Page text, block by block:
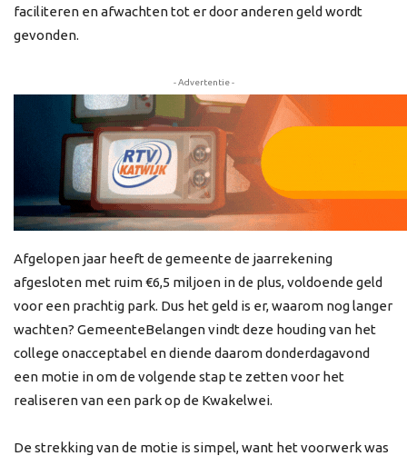
faciliteren en afwachten tot er door anderen geld wordt
gevonden.
- Advertentie -
Afgelopen jaar heeft de gemeente de jaarrekening
afgesloten met ruim €6,5 miljoen in de plus, voldoende geld
voor een prachtig park. Dus het geld is er, waarom nog langer
wachten? GemeenteBelangen vindt deze houding van het
college onacceptabel en diende daarom donderdagavond
een motie in om de volgende stap te zetten voor het
realiseren van een park op de Kwakelwei.
De strekking van de motie is simpel, want het voorwerk was